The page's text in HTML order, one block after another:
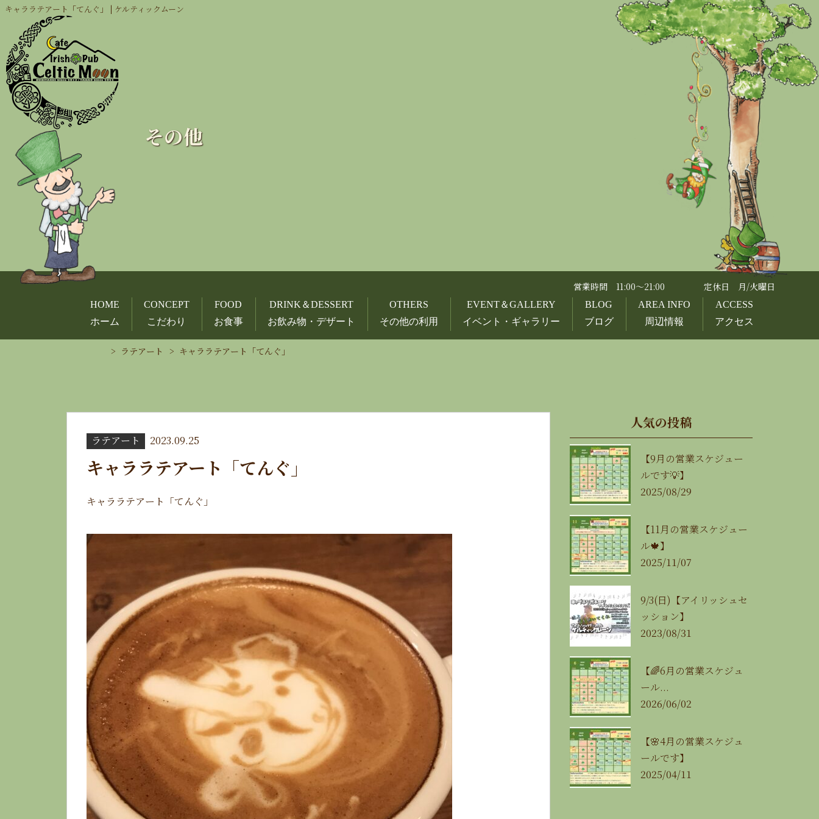
キャララテアート「てんぐ」 | ケルティックムーン
その他
営業時間 11:00～21:00 定休日 月/火曜日
HOME
ホーム
CONCEPT
こだわり
FOOD
お食事
DRINK＆DESSERT
お飲み物・デザート
OTHERS
その他の利用
EVENT＆GALLERY
イベント・ギャラリー
BLOG
ブログ
AREA INFO
周辺情報
ACCESS
アクセス
ラテアート キャララテアート「てんぐ」
ラテアート 2023.09.25
キャララテアート「てんぐ」
キャララテアート「てんぐ」
人気の投稿
【9月の営業スケジュー
ルです💡】
2025/08/29
【11月の営業スケジュー
ル🍁】
2025/11/07
9/3(日)【アイリッシュセ
ッション】
2023/08/31
【🌈6月の営業スケジュ
ール...
2026/06/02
【🌸4月の営業スケジュ
ールです】
2025/04/11